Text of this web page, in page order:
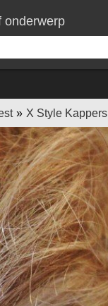
onderwerp
X Style Kappers